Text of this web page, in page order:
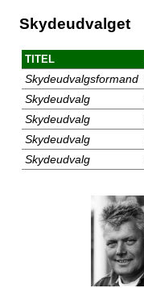
Skydeudvalget
TITEL
Skydeudvalgsformand
Skydeudvalg
Skydeudvalg
Skydeudvalg
Skydeudvalg